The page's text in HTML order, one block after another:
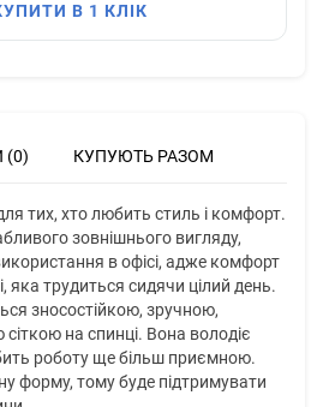
В 1 КЛІК
(0) КУПУЮТЬ РАЗОМ
тих, хто любить стиль і комфорт.
зовнішнього вигляду,
в офісі, адже комфорт
трудиться сидячи цілий день.
зносостійкою, зручною,
на спинці. Вона володіє
роботу ще більш приємною.
форму, тому буде підтримувати